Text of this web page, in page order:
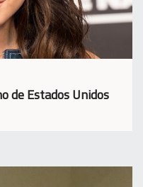
de Estados Unidos